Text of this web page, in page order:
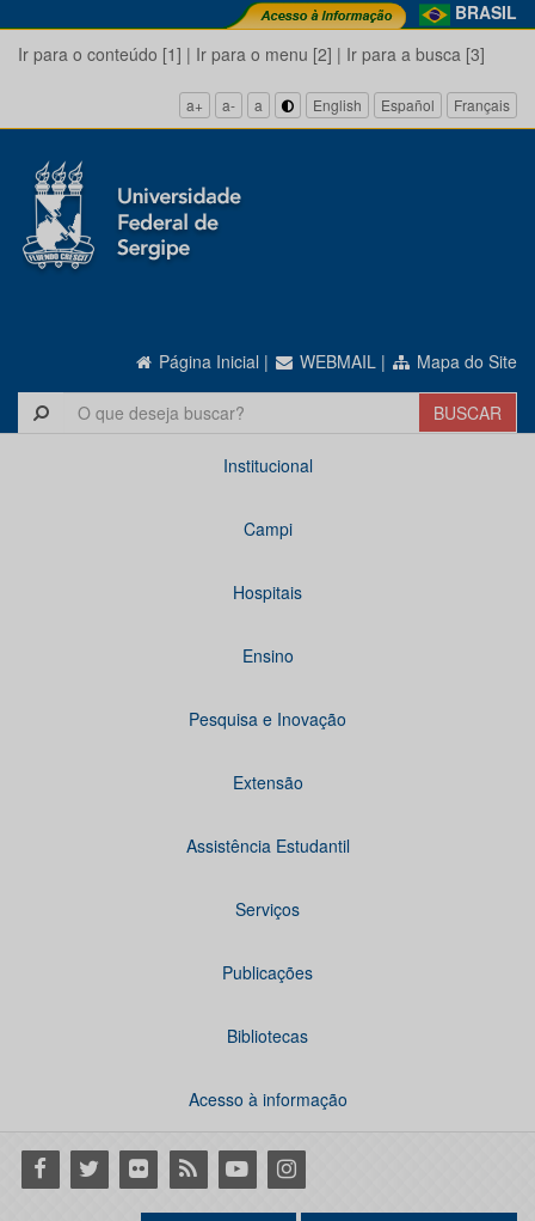
BRASIL
Ir para o conteúdo [1] | Ir para o menu [2] | Ir para a busca [3]
a+ a- a English Español Français
Página Inicial | WEBMAIL | Mapa do Site
Institucional
Campi
Hospitais
Ensino
Pesquisa e Inovação
Extensão
Assistência Estudantil
Serviços
Publicações
Bibliotecas
Acesso à informação
Facebook
Twitter Flickr RSS YoutubeInstagram